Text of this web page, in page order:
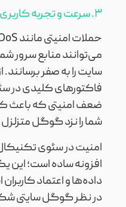
۳. سرعت و تجربه کاربری (UX)
می‌توانند منابع سرور
سایت را به صفر
فاکتورهای کلیدی در
ضعف امنیتی که باعث
شما را نزد گوگل
امنیت در سئوی
افزونه ساده است؛
داده‌ها و اعتماد
در نظر گوگل سایتی